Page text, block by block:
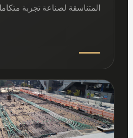
المتناسقة لصناعة تجربة